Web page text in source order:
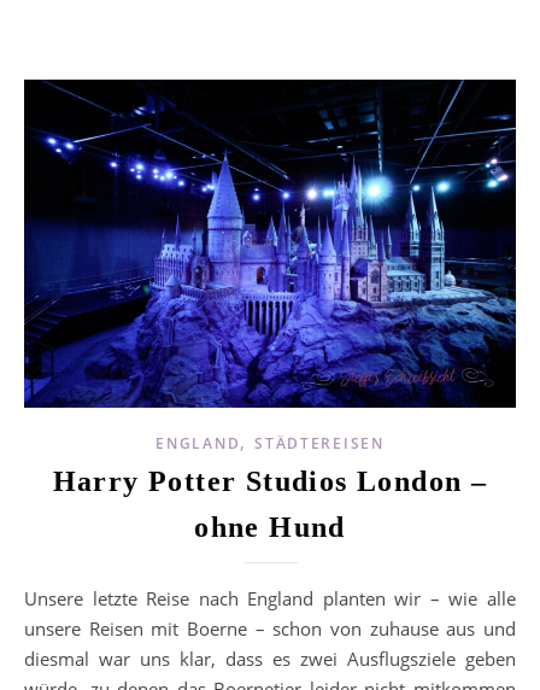
ENGLAND,STÄDTEREISEN
Harry Potter Studios London –
ohne Hund
Unsere letzte Reise nach England planten wir – wie alle
unsere Reisen mit Boerne – schon von zuhause aus und
diesmal war uns klar, dass es zwei Ausflugsziele geben